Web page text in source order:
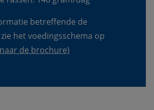
betreffende de
het voedingsschema op
de brochure)